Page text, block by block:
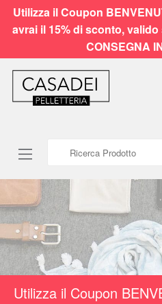
Utilizza il Coupon
avrai il 15% di sconto,
CONSEGNA
Utilizza il Coupon